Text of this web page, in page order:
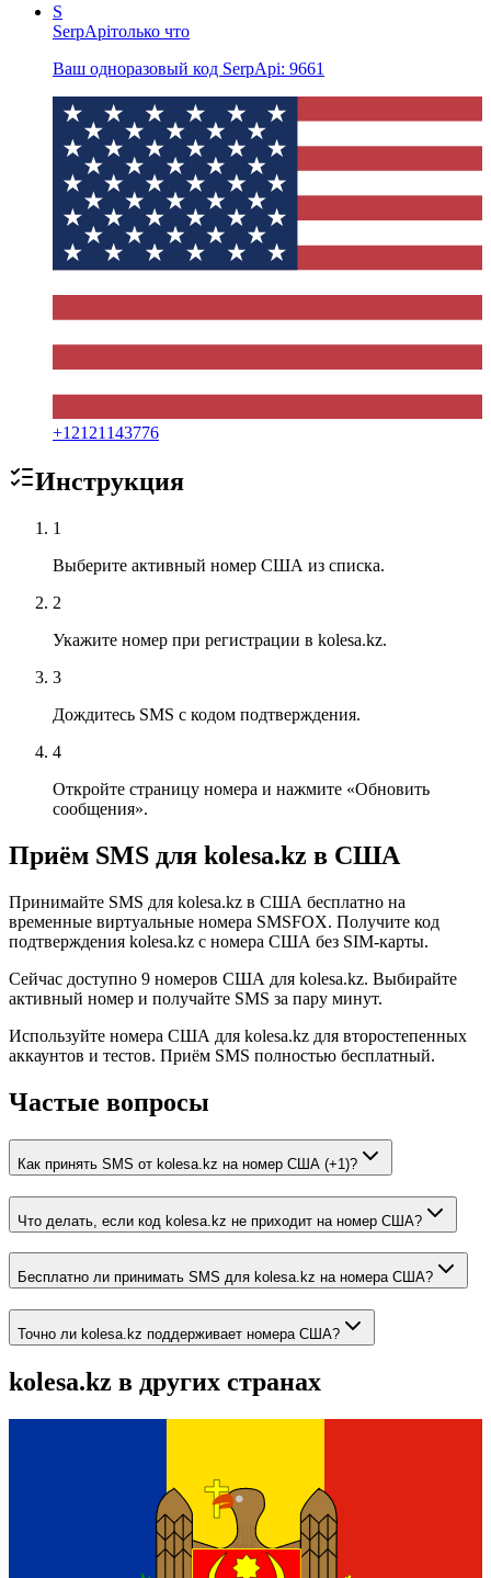
S
SerpApiтолько что
Ваш одноразовый код SerpApi: 9661
+12121143776
Инструкция
1
Выберите активный номер США из списка.
2
Укажите номер при регистрации в kolesa.kz.
3
Дождитесь SMS с кодом подтверждения.
4
Откройте страницу номера и нажмите «Обновить
сообщения».
Приём SMS для kolesa.kz в США
Принимайте SMS для kolesa.kz в США бесплатно на
временные виртуальные номера SMSFOX. Получите код
подтверждения kolesa.kz с номера США без SIM-карты.
Сейчас доступно 9 номеров США для kolesa.kz. Выбирайте
активный номер и получайте SMS за пару минут.
Используйте номера США для kolesa.kz для второстепенных
аккаунтов и тестов. Приём SMS полностью бесплатный.
Частые вопросы
Как принять SMS от kolesa.kz на номер США (+1)?
Что делать, если код kolesa.kz не приходит на номер США?
Бесплатно ли принимать SMS для kolesa.kz на номера США?
Точно ли kolesa.kz поддерживает номера США?
kolesa.kz в других странах